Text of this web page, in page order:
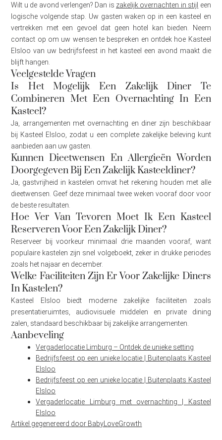
Wilt u de avond verlengen? Dan is zakelijk overnachten in stijl een
logische volgende stap. Uw gasten waken op in een kasteel en
vertrekken met een gevoel dat geen hotel kan bieden. Neem
contact op om uw wensen te bespreken en ontdek hoe Kasteel
Elsloo van uw bedrijfsfeest in het kasteel een avond maakt die
blijft hangen.
Veelgestelde Vragen
Is Het Mogelijk Een Zakelijk Diner Te
Combineren Met Een Overnachting In Een
Kasteel?
Ja, arrangementen met overnachting en diner zijn beschikbaar
bij Kasteel Elsloo, zodat u een complete zakelijke beleving kunt
aanbieden aan uw gasten.
Kunnen Dieetwensen En Allergieën Worden
Doorgegeven Bij Een Zakelijk Kasteeldiner?
Ja, gastvrijheid in kastelen omvat het rekening houden met alle
dieetwensen. Geef deze minimaal twee weken vooraf door voor
de beste resultaten.
Hoe Ver Van Tevoren Moet Ik Een Kasteel
Reserveren Voor Een Zakelijk Diner?
Reserveer bij voorkeur minimaal drie maanden vooraf, want
populaire kastelen zijn snel volgeboekt, zeker in drukke periodes
zoals het najaar en december.
Welke Faciliteiten Zijn Er Voor Zakelijke Diners
In Kastelen?
Kasteel Elsloo biedt moderne zakelijke faciliteiten zoals
presentatieruimtes, audiovisuele middelen en private dining
zalen, standaard beschikbaar bij zakelijke arrangementen.
Aanbeveling
Vergaderlocatie Limburg – Ontdek de unieke setting
Bedrijfsfeest op een unieke locatie | Buitenplaats Kasteel
Elsloo
Bedrijfsfeest op een unieke locatie | Buitenplaats Kasteel
Elsloo
Vergaderlocatie Limburg met overnachting | Kasteel
Elsloo
Artikel gegenereerd door BabyLoveGrowth